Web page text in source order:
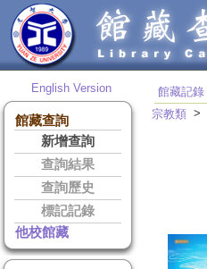
English Version
館藏查詢
新增查詢
查詢結果
查詢歷史
標記記錄
他校館藏
館藏記錄
宗教類 >